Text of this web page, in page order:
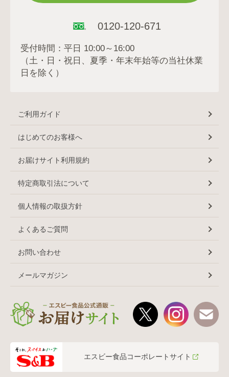
0120-120-671
受付時間：平日 10:00～16:00
（土・日・祝日、夏季・年末年始等の当社休業
日を除く）
ご利用ガイド
はじめてのお客様へ
お届けサイト利用規約
特定商取引法について
個人情報の取扱方針
よくあるご質問
お問い合わせ
メールマガジン
エスビー食品コーポレートサイト